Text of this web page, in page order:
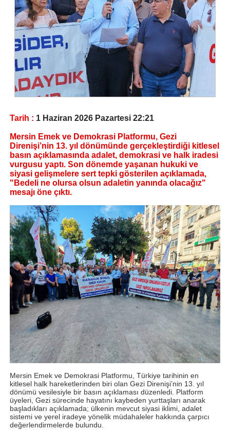
Tarih : 1 Haziran 2026 Pazartesi 22:21
Mersin Emek ve Demokrasi Platformu, Gezi
Direnişi’nin 13. yıl dönümünde gerçekleştirdiği kitlesel
basın açıklamasında adalet, demokrasi ve halk iradesi
vurgusu yaptı. Son dönemde yaşanan hukuki ve
siyasi gelişmelere sert tepki gösterilen açıklamada,
"Bedeli ne olursa olsun adaletin yanında olacağız"
mesajı öne çıktı.
Mersin Emek ve Demokrasi Platformu, Türkiye tarihinin en
kitlesel halk hareketlerinden biri olan Gezi Direnişi’nin 13. yıl
dönümü vesilesiyle bir basın açıklaması düzenledi. Platform
üyeleri, Gezi sürecinde hayatını kaybeden yurttaşları anarak
başladıkları açıklamada; ülkenin mevcut siyasi iklimi, adalet
sistemi ve yerel iradeye yönelik müdahaleler hakkında çarpıcı
değerlendirmelerde bulundu.